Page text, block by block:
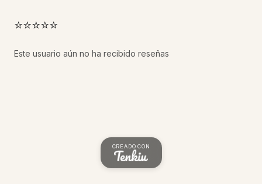
⭐⭐⭐⭐⭐
Este usuario aún no ha recibido reseñas
CREADO CON